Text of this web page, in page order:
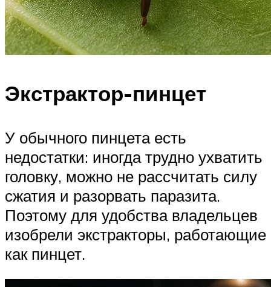
Экстрактор-пинцет
У обычного пинцета есть
недостатки: иногда трудно ухватить
головку, можно не рассчитать силу
сжатия и разорвать паразита.
Поэтому для удобства владельцев
изобрели экстракторы, работающие
как пинцет.